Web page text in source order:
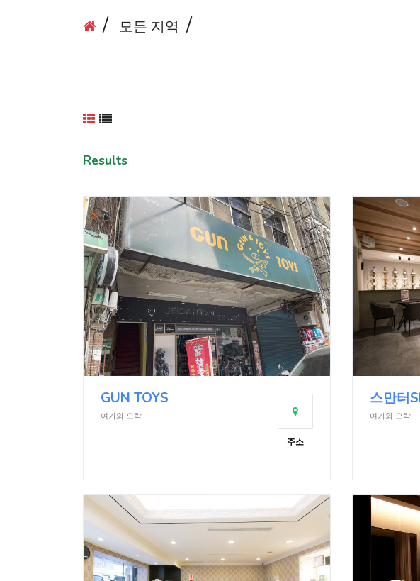
모든 지역
Results
GUN TOYS
여가와 오락
주소
스만터
여가와 오락